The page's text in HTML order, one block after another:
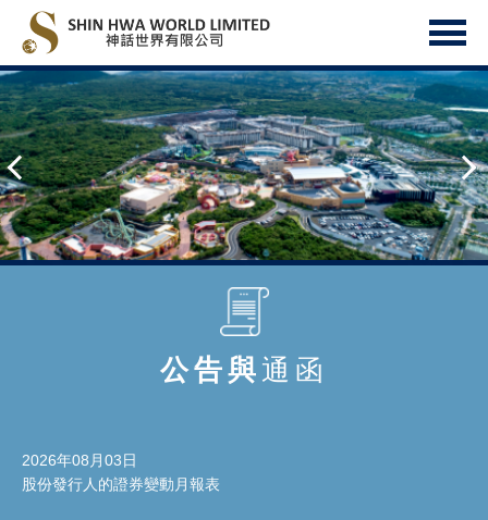
公告與 通函
2026年08月03日
股份發行人的證券變動月報表